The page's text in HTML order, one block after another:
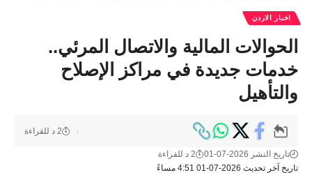
اخبار الاردن
الحوالات المالية والاتصال المرئي..
خدمات جديدة في مراكز الإصلاح
والتأهيل
تاريخ آخر تحديث 2026-07-01 4:51 مساءً
تاريخ النشر 2026-07-01 2 د للقراءة
2 د للقراءة